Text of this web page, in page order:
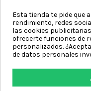
Kategorien
Information
Mein Konto
Esta tienda te pide que
rendimiento, redes
las cookies
ofrecerte funciones de
personalizados.
de datos personales